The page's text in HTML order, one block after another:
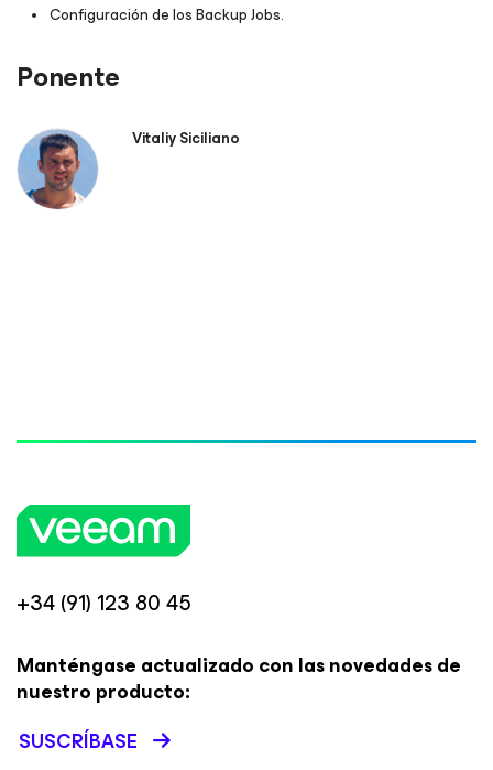
Configuración de los Backup Jobs.
Ponente
Vitaliy Siciliano
+34 (91) 123 80 45
Manténgase actualizado con las novedades de
nuestro producto:
SUSCRÍBASE